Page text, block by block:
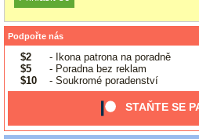
Podpořte nás
$2
- Ikona patrona na poradně
$5
- Poradna bez reklam
$10
- Soukromé poradenství
STAŇTE SE